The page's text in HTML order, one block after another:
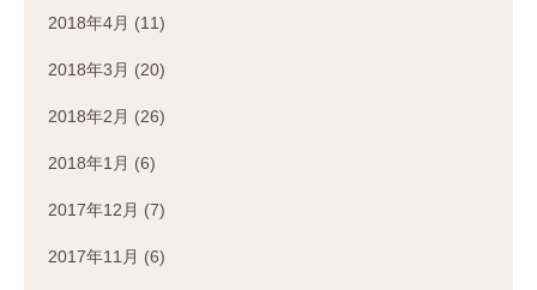
2018年4月 (11)
2018年3月 (20)
2018年2月 (26)
2018年1月 (6)
2017年12月 (7)
2017年11月 (6)